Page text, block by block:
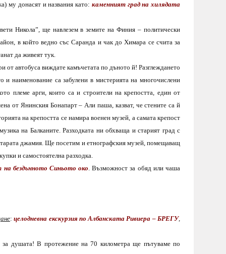
му донасят и названия като: каменният град на хилядата
Никола”, ще навлезем в земите на Финия – политически
в който ведно със Саранда и чак до Химара се счита за
да живеят тук.
от автобуса виждате камъчетата по дъното й! Разглеждането
и наименование са забулени в мистерията на многочислени
племе арги, които са и строители на крепостта, един от
от Янинския Бонапарт – Али паша, казват, че стените са й
на крепостта се намира военен музей, а самата крепост
на Балканите. Разходката ни обхваща и старият град с
джамия. Ще посетим и етнографския музей, помещаващ
и самостоятелна разходка.
на бездънното Синьото око. Възможност за обяд или чаша
:целодневна екскурзия по Албанската Ривиера – БРЕГУ,
душата! В протежение на 70 километра ще пътуваме по